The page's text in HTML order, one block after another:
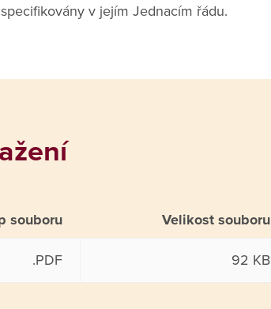
v jejím Jednacím řádu.
souboru Velikost souboru
.PDF 92 KB